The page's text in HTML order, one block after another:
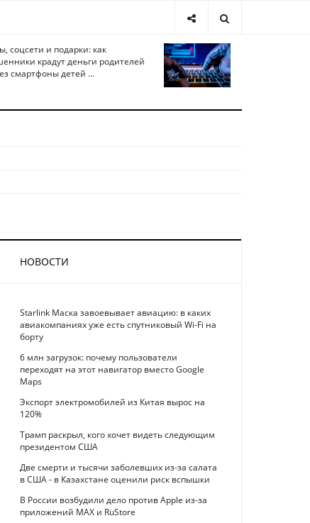
соцсети и подарки: как
крадут деньги родителей
смартфоны детей ...
НОВОСТИ
Starlink Маска завоевывает авиацию: в каких
авиакомпаниях уже есть спутниковый Wi-Fi на
борту
6 млн загрузок: почему пользователи
переходят на этот навигатор вместо Google
Maps
Экспорт электромобилей из Китая вырос на
120%
Трамп раскрыл, кого хочет видеть следующим
президентом США
Две смерти и тысячи заболевших из-за салата
в США - в Казахстане оценили риск вспышки
В России возбудили дело против Apple из-за
приложений MAX и RuStore